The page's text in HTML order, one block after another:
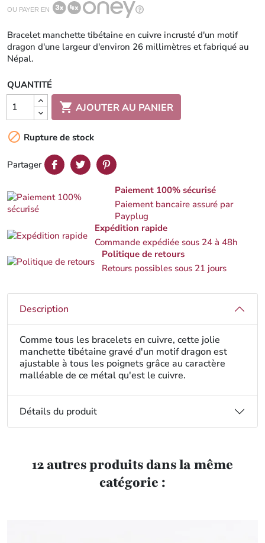
OU PAYER EN
Bracelet manchette tibétaine en cuivre incrusté d'un motif
dragon d'une largeur d'environ 26 millimètres et fabriqué au
Népal.
QUANTITÉ
 AJOUTER AU PANIER
 Rupture de stock
Partager
Paiement 100% sécurisé
Paiement bancaire assuré par
Payplug
Expédition rapide
Commande expédiée sous 24 à 48h
Politique de retours
Retours possibles sous 21 jours
Description
Comme tous les bracelets en cuivre, cette jolie
manchette tibétaine gravé d'un motif dragon est
ajustable à tous les poignets grâce au caractère
malléable de ce métal qu'est le cuivre.
Détails du produit
12 autres produits dans la même
catégorie :